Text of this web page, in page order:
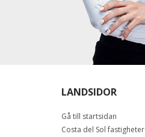
LANDSIDOR
Gå till startsidan
Costa del Sol fastigheter